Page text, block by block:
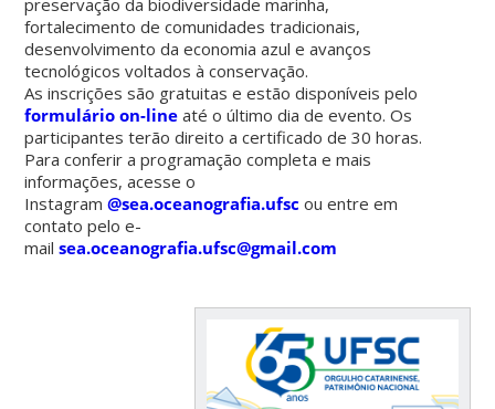
fortalecimento de comunidades tradicionais,
desenvolvimento da economia azul e avanços
tecnológicos voltados à conservação.
As inscrições são gratuitas e estão disponíveis pelo
formulário on-line até o último dia de evento. Os
participantes terão direito a certificado de 30 horas.
Para conferir a programação completa e mais
informações, acesse o
Instagram@sea.oceanografia.ufsc ou entre em
contato pelo e-
mailsea.oceanografia.ufsc@gmail.com